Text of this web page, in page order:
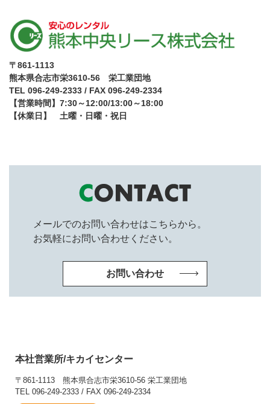
〒861-1113
熊本県合志市栄3610-56 栄工業団地
TEL 096-249-2333 / FAX 096-249-2334
【営業時間】7:30～12:00/13:00～18:00
【休業日】 土曜・日曜・祝日
メールでのお問い合わせはこちらから。
お気軽にお問い合わせください。
お問い合わせ
本社営業所/キカイセンター
〒861-1113 熊本県合志市栄3610-56 栄工業団地
TEL 096-249-2333 / FAX 096-249-2334